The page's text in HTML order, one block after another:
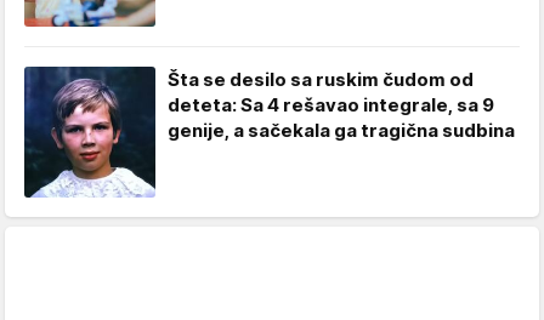
Šta se desilo sa ruskim čudom od
deteta: Sa 4 rešavao integrale, sa 9
genije, a sačekala ga tragična sudbina